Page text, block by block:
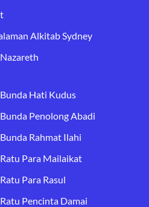
Alkitab Sydney
Hati Kudus
Penolong Abadi
Rahmat Ilahi
Para Mailaikat
Para Rasul
Pencinta Damai